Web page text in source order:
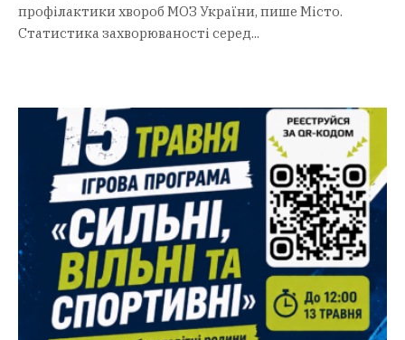
профілактики хвороб МОЗ України, пише Місто.
Статистика захворюваності серед...